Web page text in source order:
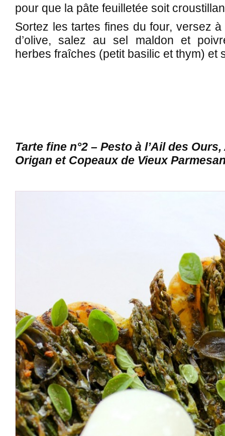
pour que la pâte feuilletée soit
Sortez les tartes fines du four, versez à
d’olive, salez au sel maldon et
herbes fraîches (petit basilic et thym) et
Tarte fine n°2 – Pesto à l’Ail des
Origan et Copeaux de Vieux